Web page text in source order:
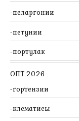
пеларгонии
петунии
портулак
ОПТ 2026
гортензии
клематисы